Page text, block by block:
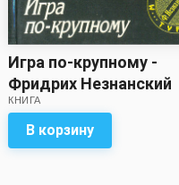
Игра по-крупному -
Фридрих Незнанский
КНИГА
В корзину